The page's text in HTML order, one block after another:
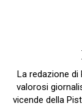
La redazione
valorosi
vicende della